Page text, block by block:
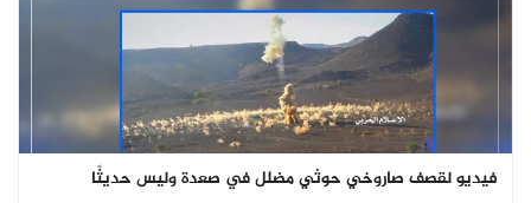
فيديو لقصف صاروخي حوثي مضلل في صعدة وليس حديثًا